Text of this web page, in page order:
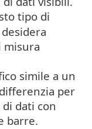
tipo di
misura
simile a un
per
dati con
barre.